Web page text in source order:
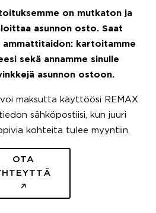
on mutkaton ja
asunnon osto. Saat
kartoitamme
sekä annamme sinulle
asunnon ostoon.
maksutta käyttöösi REMAX
sähköpostiisi, kun juuri
kohteita tulee myyntiin.
OTA